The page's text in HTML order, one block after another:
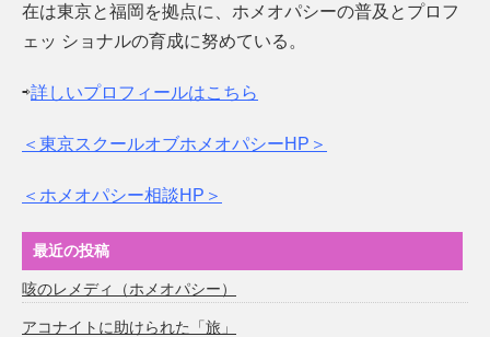
在は東京と福岡を拠点に、ホメオパシーの普及とプロフ
ェッ ショナルの育成に努めている。
⇨詳しいプロフィールはこちら
＜東京スクールオブホメオパシーHP＞
＜ホメオパシー相談HP＞
最近の投稿
咳のレメディ（ホメオパシー）
アコナイトに助けられた「旅」